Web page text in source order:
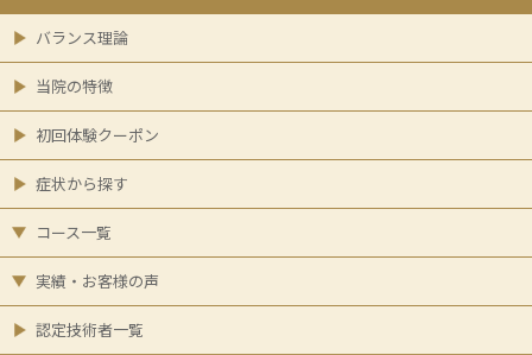
バランス理論
当院の特徴
初回体験クーポン
症状から探す
コース一覧
実績・お客様の声
認定技術者一覧